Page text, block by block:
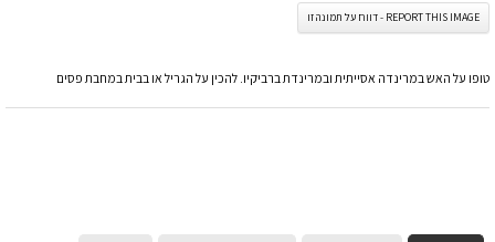
REPORT THIS IMAGE - דווח על תמונה זו
טופו על האש במרינדה אסייתית ובמרינדת ברביקיו. להכין על הגריל או בבית במחבת פסים